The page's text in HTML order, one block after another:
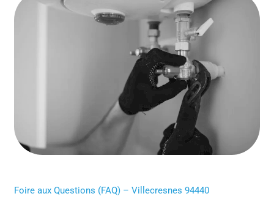
Foire aux Questions (FAQ) – Villecresnes 94440